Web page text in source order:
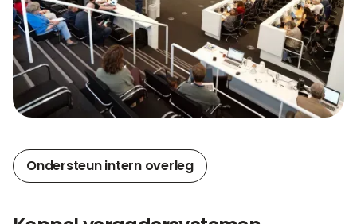
Ondersteun intern overleg